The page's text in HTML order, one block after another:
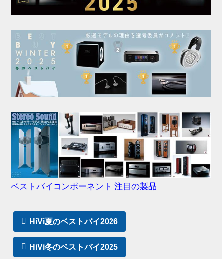
ベストバイコンポーネント 注目の製品
HiVi夏のベストバイ2026
HiVi冬のベストバイ2025